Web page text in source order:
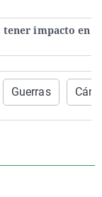
impacto en
Guerras